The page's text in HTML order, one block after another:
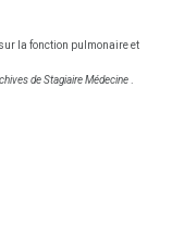
la fonction pulmonaire et
de Stagiaire Médecine